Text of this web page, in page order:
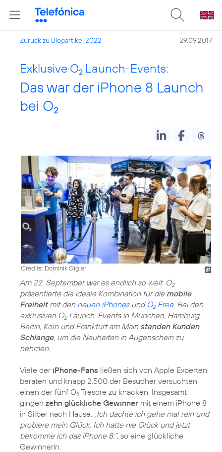
Zurück zu Blogartikel 2022 29.09.2017
Exklusive O2 Launch-Events:
Das war der iPhone 8 Launch
bei O2
Credits: Dominik Gigler
Am 22. September war es endlich so weit: O2
präsentierte die ideale Kombination für die mobile
Freiheitmit den neuen iPhonesund O2Free. Bei den
exklusiven O2Launch-Events in München, Hamburg,
Berlin, Köln und Frankfurt am Main standen Kunden
Schlange, um die Neuheiten in Augenschein zu
nehmen.
Viele der iPhone-Fans ließen sich von Apple Experten
beraten und knapp 2.500 der Besucher versuchten
einen der fünf O2 Tresore zu knacken. Insgesamt
gingen zehn glückliche Gewinner mit einem iPhone 8
in Silber nach Hause.
„Ich dachte ich gehe mal rein und
probiere mein Glück. Ich hatte nie Glück und jetzt
bekomme ich das iPhone 8.“, so eine glückliche
Gewinnerin.